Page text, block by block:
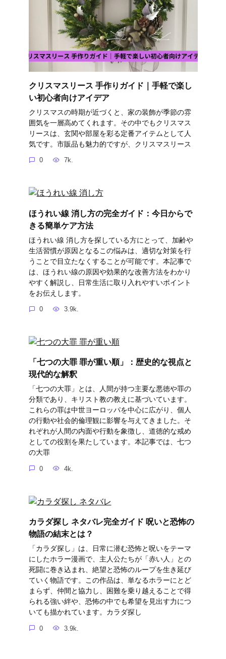
クリスマスリース 手作りガイド｜手軽で楽し
い初心者向けアイデア
クリスマスの時期が近づくと、家の装飾が季節の雰
囲気を一層高めてくれます。その中でもクリスマス
リースは、玄関や部屋を彩る定番アイテムとして人
気です。市販品も魅力的ですが、クリスマスリース
0 7k.
ほうれい線 消し方の完全ガイド：今日からで
きる簡単ケア方法
ほうれい線 消し方を探している方にとって、加齢や
生活習慣が原因となるこの悩みは、適切な対策を行
うことで目立たなくすることが可能です。本記事で
は、ほうれい線の原因や効果的な改善方法をわかり
やすく解説し、日常生活に取り入れやすいポイント
をお伝えします。
0 3.9k.
「七つの大罪 罪が重い順」：歴史的な視点と
現代的な解釈
「七つの大罪」とは、人間が持つ主要な悪徳や罪の
分類であり、キリスト教の教えに基づいています。
これらの罪は中世ヨーロッパを中心に広がり、個人
の行動や社会的倫理観に影響を与えてきました。そ
れぞれが人間の内面や行動を象徴し、道徳的な戒め
としての役割を果たしています。本記事では、七つ
の大罪
0 4k.
カラダ探し ネタバレ完全ガイド 呪いと恐怖の
物語の結末とは？
「カラダ探し」は、日常に潜む恐怖と呪いをテーマ
にしたホラー漫画で、主人公たちが「赤い人」との
死闘に巻き込まれ、絶望と恐怖のループを生き延び
ていく物語です。この作品は、単なるホラーにとど
まらず、仲間と協力し、困難を乗り越えることで得
られる強い絆や、恐怖の中でも希望を見出す力につ
いても描かれています。カラダ探し
0 3.9k.